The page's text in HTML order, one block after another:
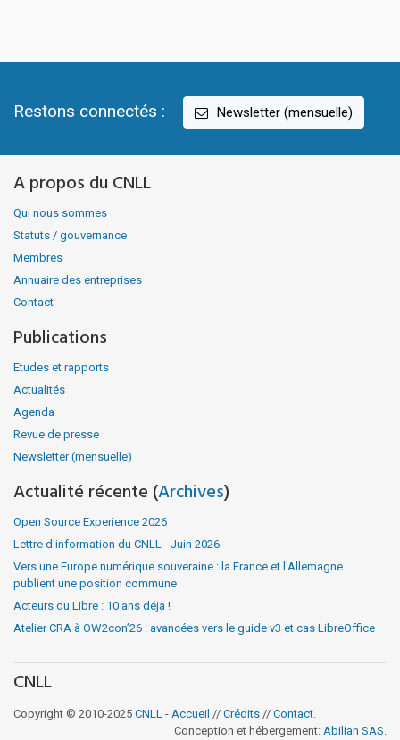
Restons connectés : Newsletter (mensuelle)
A propos du CNLL
Qui nous sommes
Statuts / gouvernance
Membres
Annuaire des entreprises
Contact
Publications
Etudes et rapports
Actualités
Agenda
Revue de presse
Newsletter (mensuelle)
Actualité récente (Archives)
Open Source Experience 2026
Lettre d'information du CNLL - Juin 2026
Vers une Europe numérique souveraine : la France et l'Allemagne
publient une position commune
Acteurs du Libre : 10 ans déja !
Atelier CRA à OW2con’26 : avancées vers le guide v3 et cas LibreOffice
CNLL
Copyright © 2010-2025 CNLL - Accueil // Crédits // Contact
Conception et hébergement: Abilian SAS